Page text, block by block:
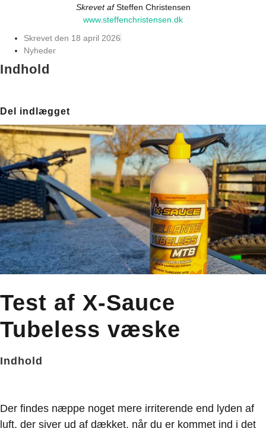
Skrevet afSteffen Christensen
www.steffenchristensen.dk
Skrevet den 18 april 2026
Nyheder
Indhold
Del indlægget
Test af X-Sauce
Tubeless væske
Indhold
Der findes næppe noget mere irriterende end lyden af
luft, der siver ud af dækket, når du er kommet ind i det